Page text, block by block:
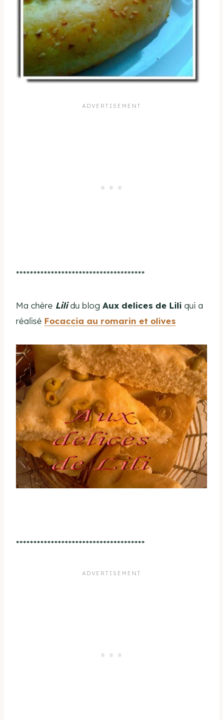
*************************************
Ma chère Lilidu blog Aux delices de Lili qui a
réalisé Focaccia au romarin et olives
*************************************